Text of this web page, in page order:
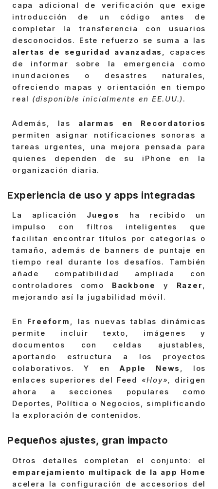
capa adicional de verificación que exige
introducción de un código antes de
completar la transferencia con usuarios
desconocidos. Este refuerzo se suma a las
alertas de seguridad avanzadas , capaces
de informar sobre la emergencia como
inundaciones o desastres naturales,
ofreciendo mapas y orientación en tiempo
real (disponible inicialmente en EE.UU.) .
Además, las alarmas en Recordatorios
permiten asignar notificaciones sonoras a
tareas urgentes, una mejora pensada para
quienes dependen de su iPhone en la
organización diaria.
Experiencia de uso y apps integradas
La aplicación Juegos ha recibido un
impulso con filtros inteligentes que
facilitan encontrar títulos por categorías o
tamaño, además de banners de puntaje en
tiempo real durante los desafíos. También
añade compatibilidad ampliada con
controladores como Backbone y Razer,
mejorando así la jugabilidad móvil.
En Freeform , las nuevas tablas dinámicas
permite incluir texto, imágenes y
documentos con celdas ajustables,
aportando estructura a los proyectos
colaborativos. Y enApple News , los
enlaces superiores del Feed «Hoy», dirigen
ahora a secciones populares como
Deportes, Política o Negocios, simplificando
la exploración de contenidos.
Pequeños ajustes, gran impacto
Otros detalles completan el conjunto: el
emparejamiento multipack de la app Home
acelera la configuración de accesorios del